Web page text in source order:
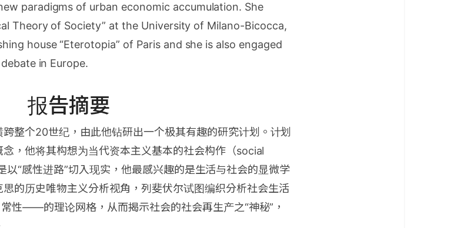
paradigms of urban economic accumulation. She
Theory of Society” at the University of Milano-Bicocca,
house “Eterotopia” of Paris and she is also engaged
in Europe.
报告摘要
整个20世纪，由此他钻研出一个极其有趣的研究计划。计划
，他将其构想为当代资本主义基本的社会构作（social
“感性进路”切入现实，他最感兴趣的是生活与社会的显微学
的历史唯物主义分析视角，列斐伏尔试图编织分析社会生活
性——的理论网格，从而揭示社会的社会再生产之“神秘”，